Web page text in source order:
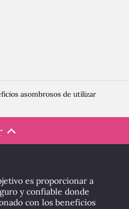
asombrosos de utilizar
es proporcionar a
y confiable donde
con los beneficios